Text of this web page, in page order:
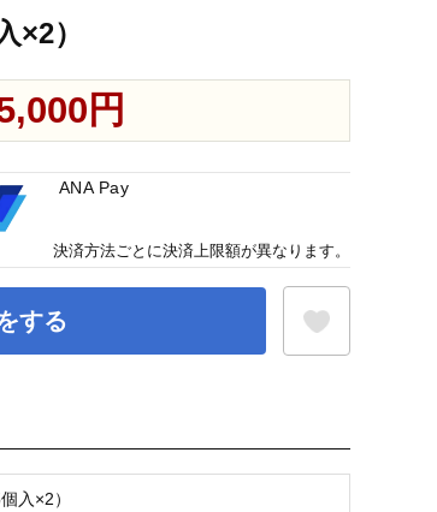
×2）
円
する
入×2）
ANA Pay
決済方法ごとに決済上限額が異なります。